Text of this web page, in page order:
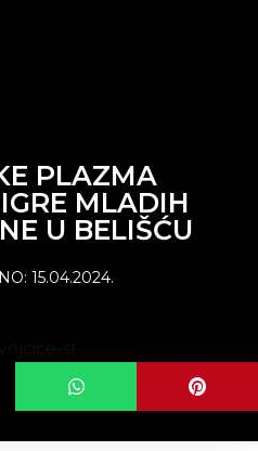
PLAZMA
MLADIH
U BELIŠĆU
15.04.2024.